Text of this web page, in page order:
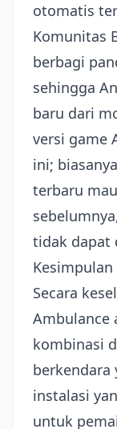
otomatis
Komunitas
berbagi
sehingga
baru dari
versi game
ini;
terbaru
tidak dapat
Secara
Ambulance
kombinasi
berkendara
instalasi
untuk